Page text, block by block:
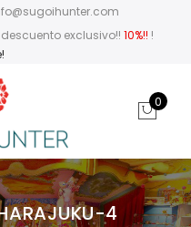
exclusivo!! 10%!! !
0
4